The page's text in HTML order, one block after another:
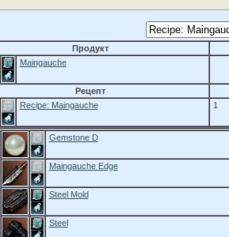
Продукт
Maingauche
Рецепт
Recipe: Maingauche
1
Gemstone D
Maingauche Edge
Steel Mold
Steel